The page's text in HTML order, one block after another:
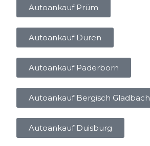
Autoankauf Prüm
Autoankauf Düren
Autoankauf Paderborn
Autoankauf Bergisch Gladbach
Autoankauf Duisburg